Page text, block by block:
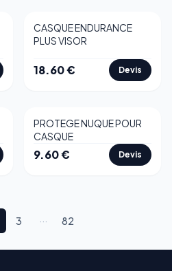
CASQUE ENDURANCE
PLUS VISOR
18.60€ Devis
PROTEGE NUQUE POUR
CASQUE
9.60€ Devis
3 ··· 82